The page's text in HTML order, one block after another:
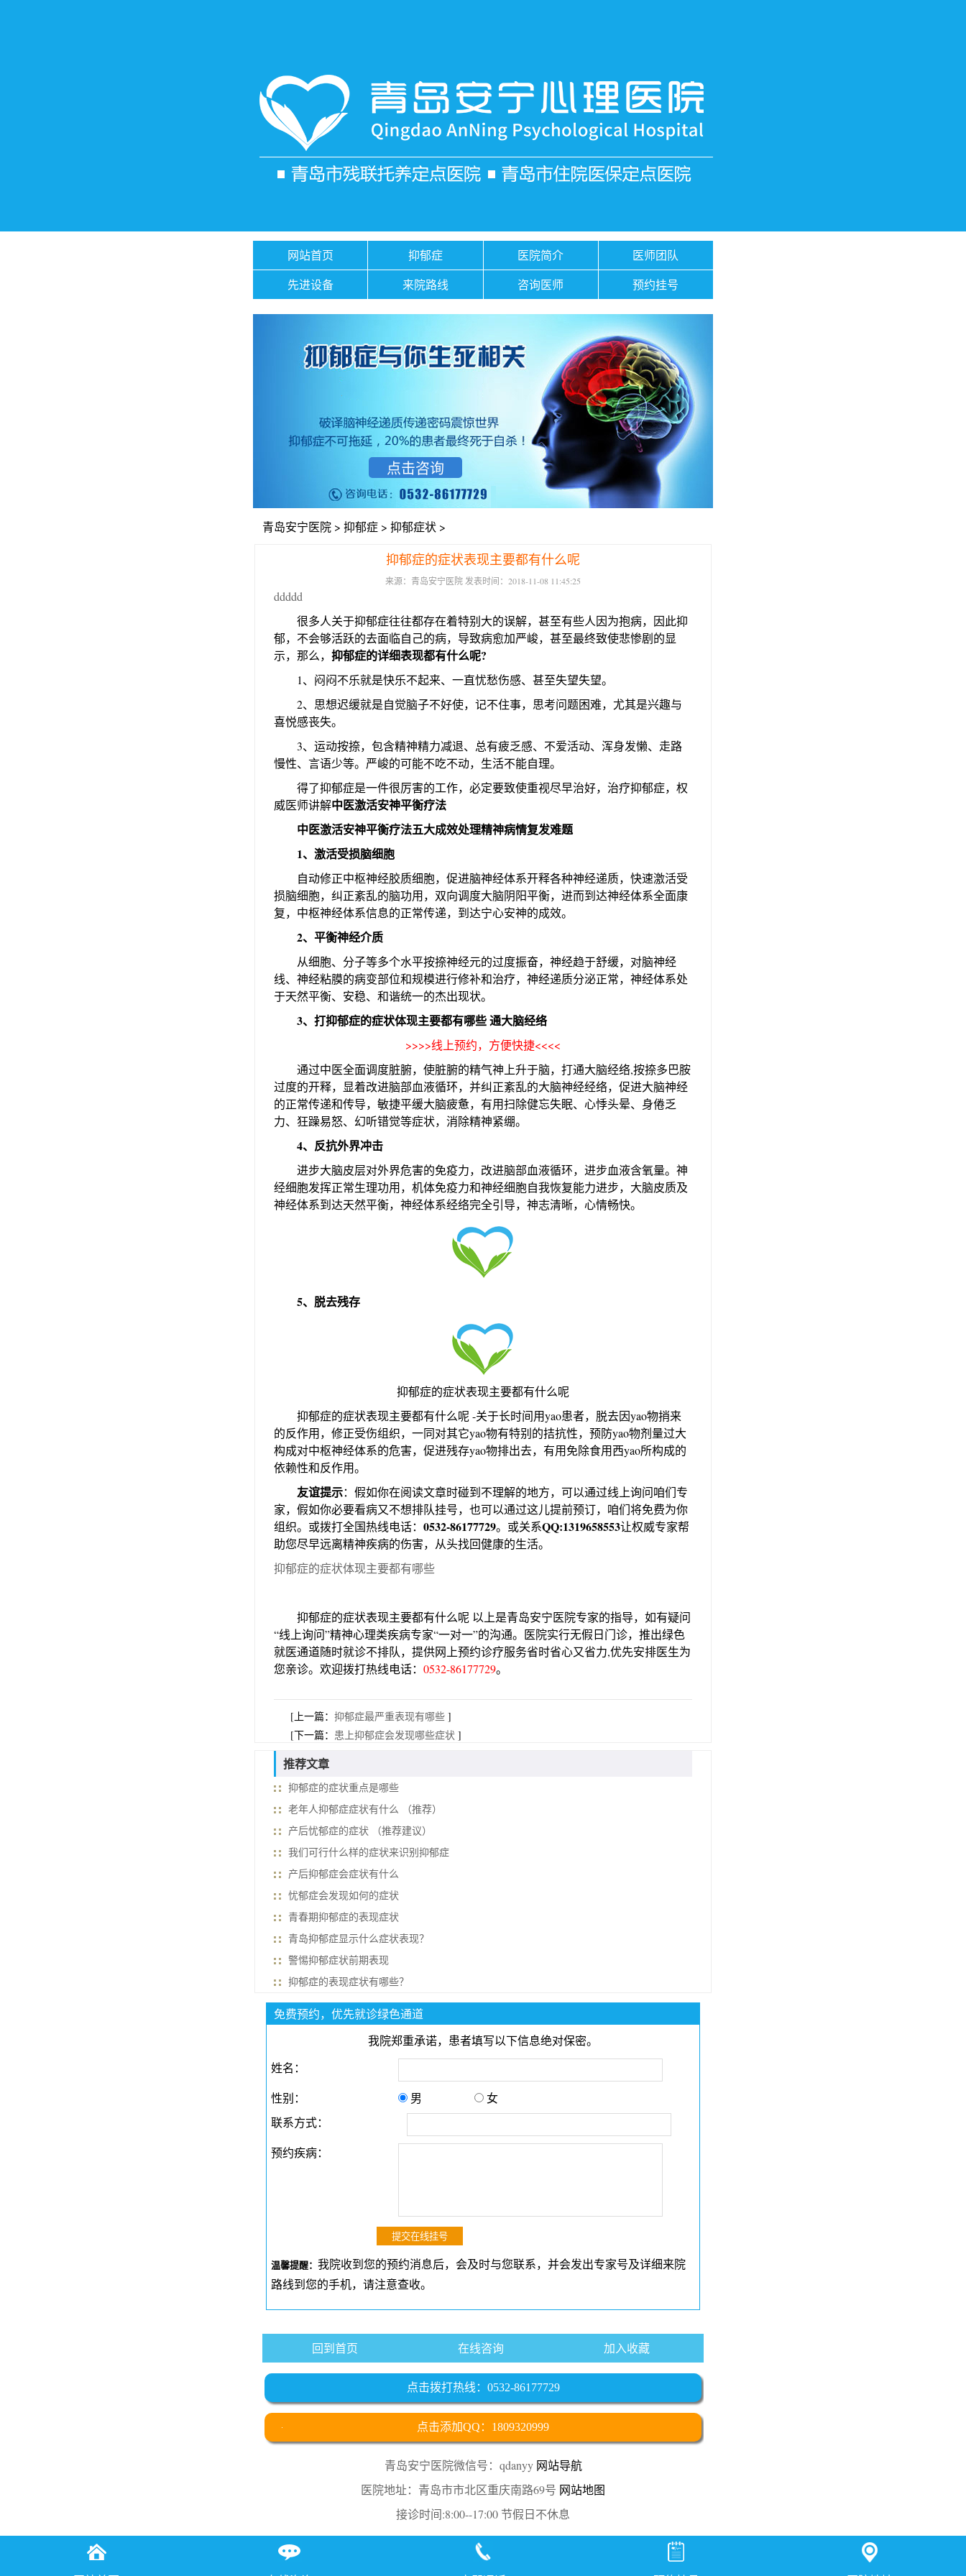
网站首页 抑郁症 医院简介
医师团队
先进设备
来院路线 咨询医师 预约挂号
点击咨询
青岛安宁医院> 抑郁症> 抑郁症状>
抑郁症的症状表现主要都有什么呢
来源：青岛安宁医院 发表时间：2018-11-08 11:45:25
ddddd
很多人关于抑郁症往往都存在着特别大的误解，甚至有些人因为抱病，因此抑
郁，不会够活跃的去面临自己的病，导致病愈加严峻，甚至最终致使悲惨剧的显
示，那么， 抑郁症的详细表现都有什么呢?
1、闷闷不乐就是快乐不起来、一直忧愁伤感、甚至失望失望。
2、思想迟缓就是自觉脑子不好使，记不住事，思考问题困难，尤其是兴趣与
喜悦感丧失。
3、运动按捺，包含精神精力减退、总有疲乏感、不爱活动、浑身发懒、走路
慢性、言语少等。严峻的可能不吃不动，生活不能自理。
得了抑郁症是一件很厉害的工作，必定要致使重视尽早治好，治疗抑郁症，权
威医师讲解中医激活安神平衡疗法
中医激活安神平衡疗法五大成效处理精神病情复发难题
1、激活受损脑细胞
自动修正中枢神经胶质细胞，促进脑神经体系开释各种神经递质，快速激活受
损脑细胞，纠正紊乱的脑功用，双向调度大脑阴阳平衡，进而到达神经体系全面康
复，中枢神经体系信息的正常传递，到达宁心安神的成效。
2、平衡神经介质
从细胞、分子等多个水平按捺神经元的过度振奋，神经趋于舒缓，对脑神经
线、神经粘膜的病变部位和规模进行修补和治疗，神经递质分泌正常，神经体系处
于天然平衡、安稳、和谐统一的杰出现状。
3、打抑郁症的症状体现主要都有哪些 通大脑经络
>>>>线上预约，方便快捷<<<<
通过中医全面调度脏腑，使脏腑的精气神上升于脑，打通大脑经络,按捺多巴胺
过度的开释，显着改进脑部血液循环，并纠正紊乱的大脑神经经络，促进大脑神经
的正常传递和传导，敏捷平缓大脑疲惫，有用扫除健忘失眠、心悸头晕、身倦乏
力、狂躁易怒、幻听错觉等症状，消除精神紧绷。
4、反抗外界冲击
进步大脑皮层对外界危害的免疫力，改进脑部血液循环，进步血液含氧量。神
经细胞发挥正常生理功用，机体免疫力和神经细胞自我恢复能力进步，大脑皮质及
神经体系到达天然平衡，神经体系经络完全引导，神志清晰，心情畅快。
5、脱去残存
抑郁症的症状表现主要都有什么呢
抑郁症的症状表现主要都有什么呢 -关于长时间用yao患者，脱去因yao物捎来
的反作用，修正受伤组织，一同对其它yao物有特别的拮抗性，预防yao物剂量过大
构成对中枢神经体系的危害，促进残存yao物排出去，有用免除食用西yao所构成的
依赖性和反作用。
友谊提示：假如你在阅读文章时碰到不理解的地方，可以通过线上询问咱们专
家，假如你必要看病又不想排队挂号，也可以通过这儿提前预订，咱们将免费为你
组织。或拨打全国热线电话： 0532-86177729。或关系QQ:1319658553让权威专家帮
助您尽早远离精神疾病的伤害，从头找回健康的生活。
抑郁症的症状体现主要都有哪些
抑郁症的症状表现主要都有什么呢 以上是青岛安宁医院专家的指导，如有疑问
“线上询问”精神心理类疾病专家“一对一”的沟通。医院实行无假日门诊，推出绿色
就医通道随时就诊不排队，提供网上预约诊疗服务省时省心又省力,优先安排医生为
您亲诊。欢迎拨打热线电话： 0532-86177729。
[上一篇： 抑郁症最严重表现有哪些]
[下一篇： 患上抑郁症会发现哪些症状]
推荐文章
抑郁症的症状重点是哪些
老年人抑郁症症状有什么 （推荐）
产后忧郁症的症状 （推荐建议）
我们可行什么样的症状来识别抑郁症
产后抑郁症会症状有什么
忧郁症会发现如何的症状
青春期抑郁症的表现症状
青岛抑郁症显示什么症状表现？
警惕抑郁症状前期表现
抑郁症的表现症状有哪些？
免费预约，优先就诊绿色通道
我院郑重承诺，患者填写以下信息绝对保密。
姓名：
性别：
男
女
联系方式：
预约疾病：
温馨提醒： 我院收到您的预约消息后，会及时与您联系，并会发出专家号及详细来院
路线到您的手机，请注意查收。
回到首页 在线咨询 加入收藏
点击拨打热线：0532-86177729
点击添加QQ：1809320999
青岛安宁医院微信号：qdanyy 网站导航
医院地址：青岛市市北区重庆南路69号 网站地图
接诊时间:8:00--17:00 节假日不休息